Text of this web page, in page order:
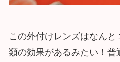
この外付けレンズはなん
類の効果があるみたい！普